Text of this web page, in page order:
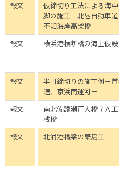
報文
仮締切り工法による海
脚の施工－北陸自動車
不知海岸高架橋－
報文 横浜港横断橋の海上仮設
報文
半川締切りの施工例－
速、京浜南運河－
報文
南北備讃瀬戸大橋７Ａ
桟橋
報文
北浦港橋梁の築島工